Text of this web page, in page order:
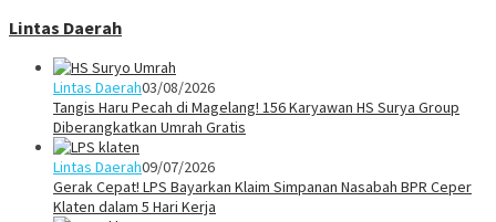
Lintas Daerah
Lintas Daerah03/08/2026
Tangis Haru Pecah di Magelang! 156 Karyawan HS Surya Group
Diberangkatkan Umrah Gratis
Lintas Daerah09/07/2026
Gerak Cepat! LPS Bayarkan Klaim Simpanan Nasabah BPR Ceper
Klaten dalam 5 Hari Kerja